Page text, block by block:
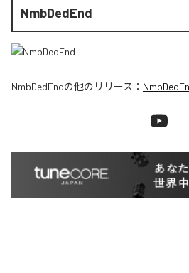
NmbDedEnd
NmbDedEndの他のリリース：